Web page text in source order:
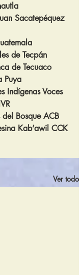
Sacatepéquez
de Tecpán
de Tecuaco
Puya
Indígenas Voces
Bosque ACB
Kab’awil CCK
Ver todo